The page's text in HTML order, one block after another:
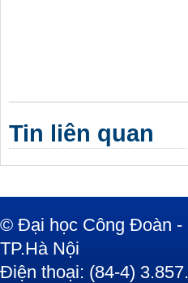
Tin liên quan
© Đại học Công Đoàn -
TP.Hà Nội
Điện thoại: (84-4)